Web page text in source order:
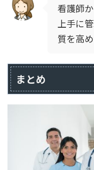
看護師
上手に
質を高
まとめ